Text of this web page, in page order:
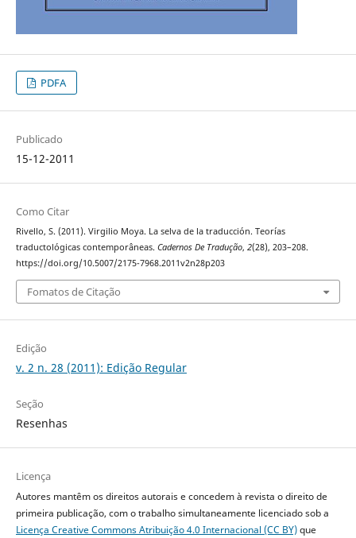
PDFA
Publicado
15-12-2011
Como Citar
Rivello, S. (2011). Virgilio Moya. La selva de la traducción. Teorías
traductológicas contemporâneas. Cadernos De Tradução, 2(28), 203–208.
https://doi.org/10.5007/2175-7968.2011v2n28p203
Fomatos de Citação
Edição
v. 2 n. 28 (2011): Edição Regular
Seção
Resenhas
Licença
Autores mantêm os direitos autorais e concedem à revista o direito de
primeira publicação, com o trabalho simultaneamente licenciado sob a
Licença Creative Commons Atribuição 4.0 Internacional (CC BY)que